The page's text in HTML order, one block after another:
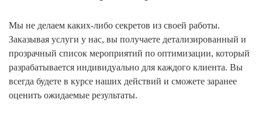
Мы не делаем каких-либо секретов из своей работы.
Заказывая услуги у нас, вы получаете детализированный и
прозрачный список мероприятий по оптимизации, который
разрабатывается индивидуально для каждого клиента. Вы
всегда будете в курсе наших действий и сможете заранее
оценить ожидаемые результаты.